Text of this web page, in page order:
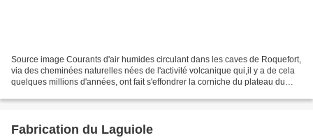
Source image Courants d'air humides circulant dans les caves de Roquefort,
via des cheminées naturelles nées de l'activité volcanique qui,il y a de cela
quelques millions d'années, ont fait s'effondrer la corniche du plateau du
Fabrication du Laguiole